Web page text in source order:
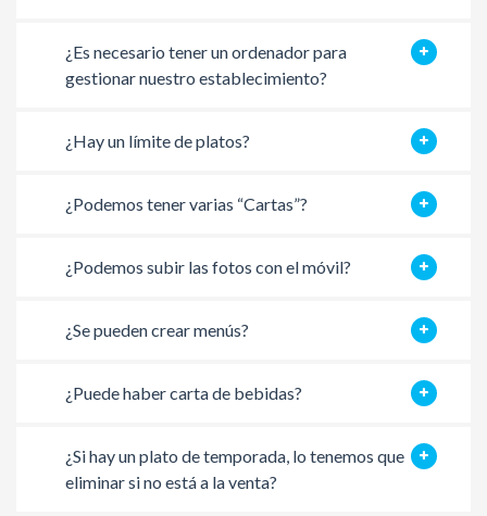
¿Es necesario tener un ordenador para
gestionar nuestro establecimiento?
¿Hay un límite de platos?
¿Podemos tener varias “Cartas”?
¿Podemos subir las fotos con el móvil?
¿Se pueden crear menús?
¿Puede haber carta de bebidas?
¿Si hay un plato de temporada, lo tenemos que
eliminar si no está a la venta?